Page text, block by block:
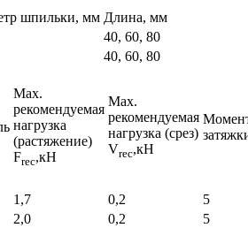
шпильки, мм Длина, мм
40, 60, 80
40, 60, 80
Мах.
рекомендуемая
нагрузка
(растяжение)
Frec,кН
Мах.
рекомендуемая
нагрузка (срез)
Vrec,кН
1,7 0,2
5
2,0 0,2
5